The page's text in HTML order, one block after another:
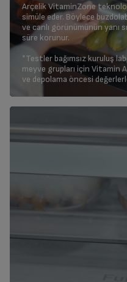
Arçelik VitaminZone
simüle eder. Böylece
ve canlı görünümünün yanı
süre korunur.
*Testler bağımsız kuruluş
meyve grupları için Vitamin
ve depolama öncesi